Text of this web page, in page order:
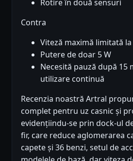
Rotire în două sensuri
Contra
Viteză maximă limitată la
Putere de doar 5 W
Necesită pauză după 15
utilizare continuă
Recenzia noastră Artral
complet pentru uz casnic și
evidențiindu-se prin dock-ul
fir, care reduce aglomerarea
capete și 36 benzi, setul de